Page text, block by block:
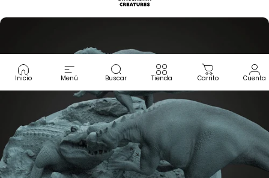
Inicio Menú Buscar Tienda Carrito Cuenta